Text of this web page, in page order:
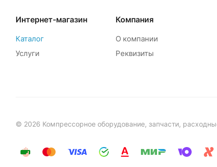
Интернет-магазин
Каталог
Услуги
Компания
О компании
Реквизиты
© 2026 Компрессорное оборудование, запчасти,